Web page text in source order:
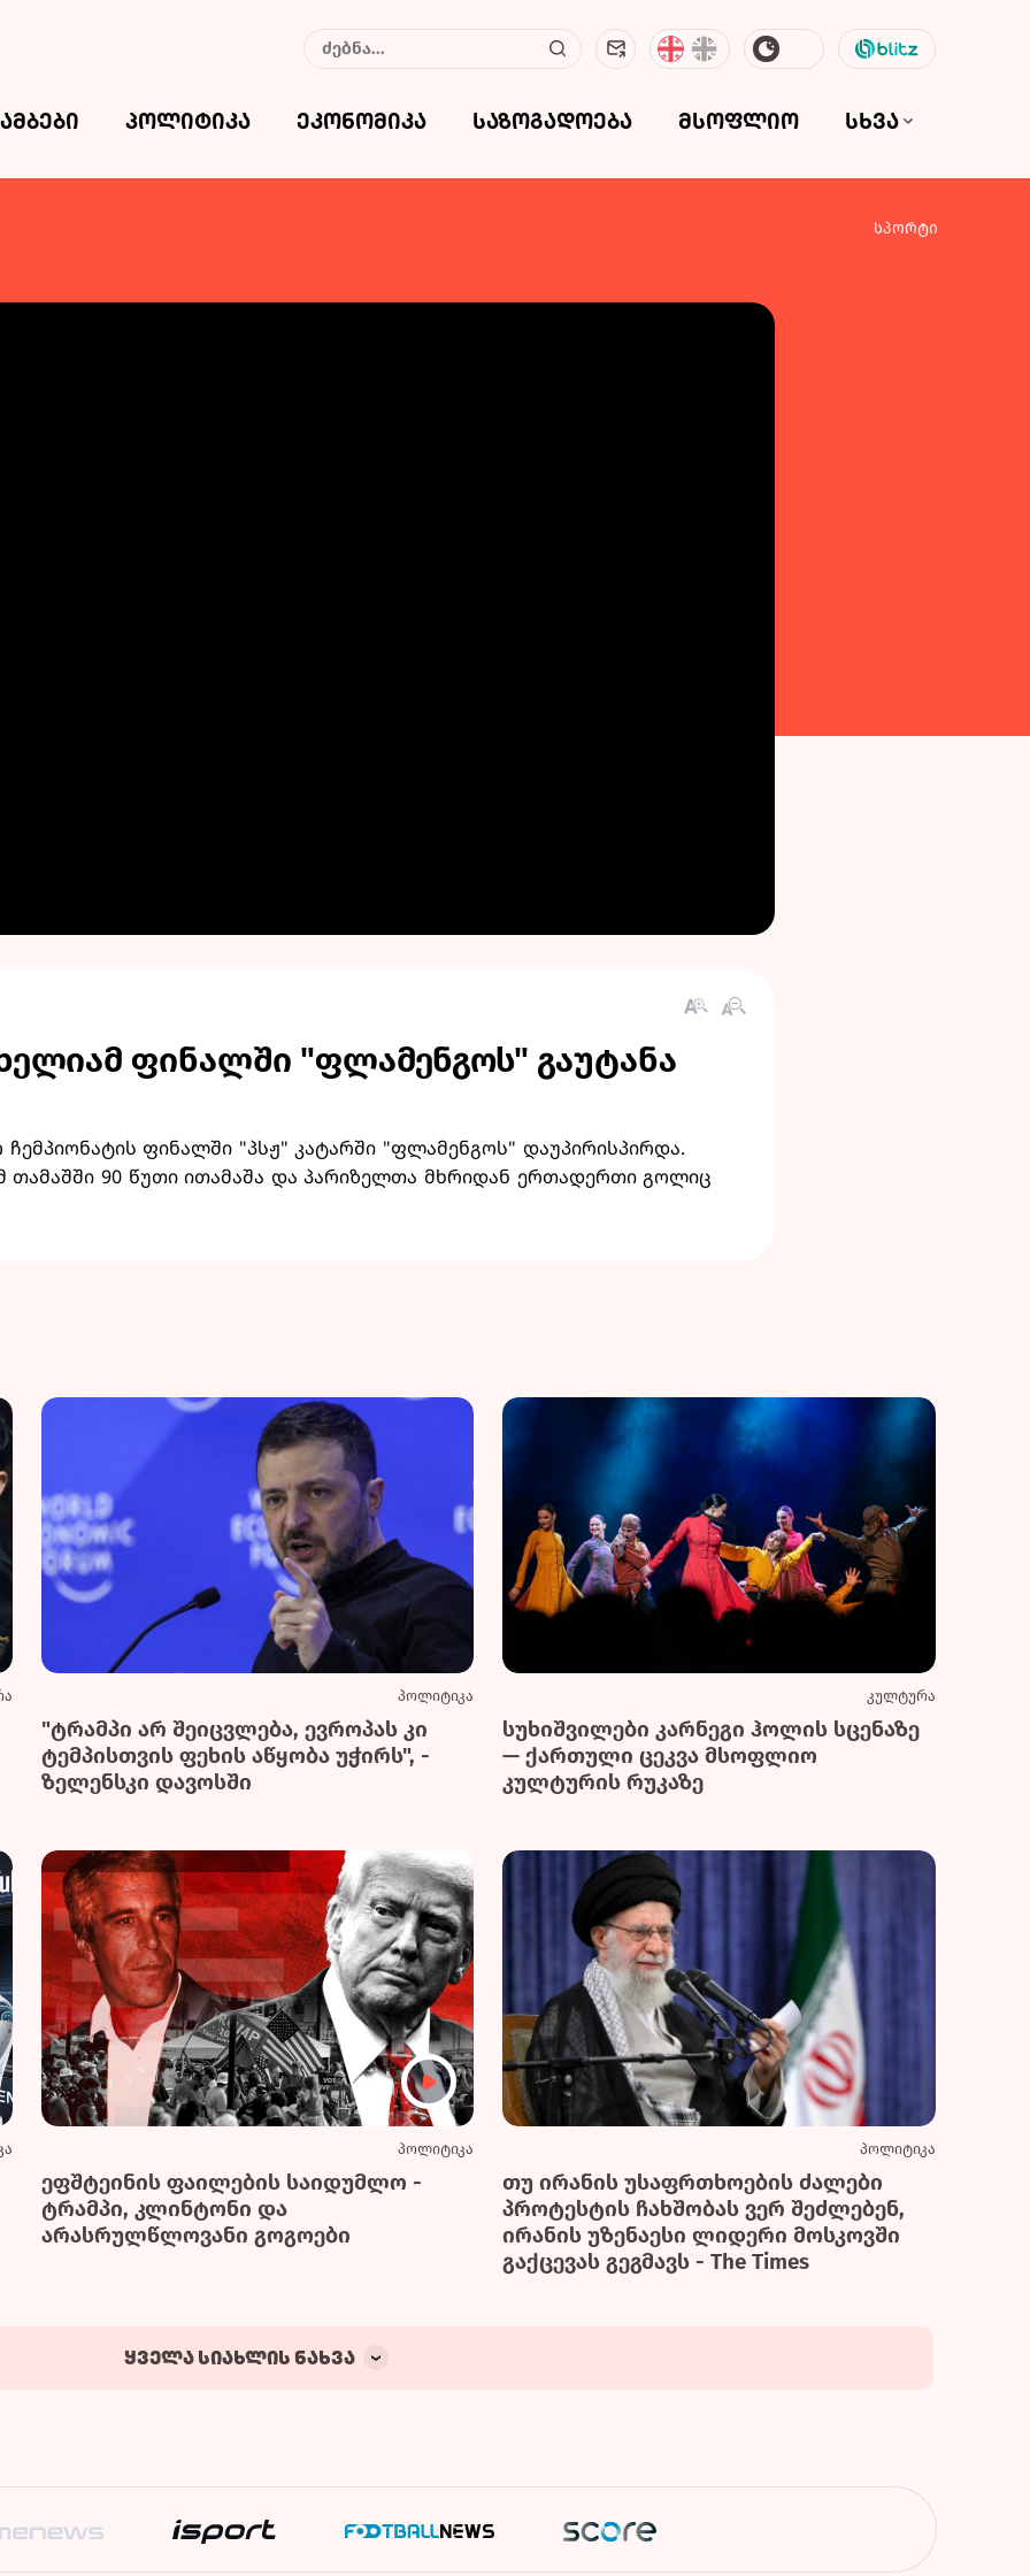
პოლიტიკა ეკონომიკა საზოგადოება მსოფლიო სხვა
სპორტი
ფინალში "ფლამენგოს" გაუტანა
ფინალში "პსჟ" კატარში "ფლამენგოს" დაუპირისპირდა.
თამაშში 90 წუთი ითამაშა და პარიზელთა მხრიდან ერთადერთი გოლიც
პოლიტიკა
"ტრამპი არ შეიცვლება, ევროპას კი
ტემპისთვის ფეხის აწყობა უჭირს", -
ზელენსკი დავოსში
კულტურა
სუხიშვილები კარნეგი ჰოლის სცენაზე
— ქართული ცეკვა მსოფლიო
კულტურის რუკაზე
პოლიტიკა
ეფშტეინის ფაილების საიდუმლო -
ტრამპი, კლინტონი და
არასრულწლოვანი გოგოები
პოლიტიკა
თუ ირანის უსაფრთხოების ძალები
პროტესტის ჩახშობას ვერ შეძლებენ,
ირანის უზენაესი ლიდერი მოსკოვში
გაქცევას გეგმავს - The Times
ყველა სიახლის ნახვა